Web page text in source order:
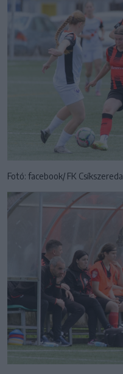
Fotó: facebook/ FK Csíkszereda